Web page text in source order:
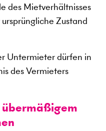
des Mietverhältnisses
Zustand
Untermieter dürfen in
des Vermieters